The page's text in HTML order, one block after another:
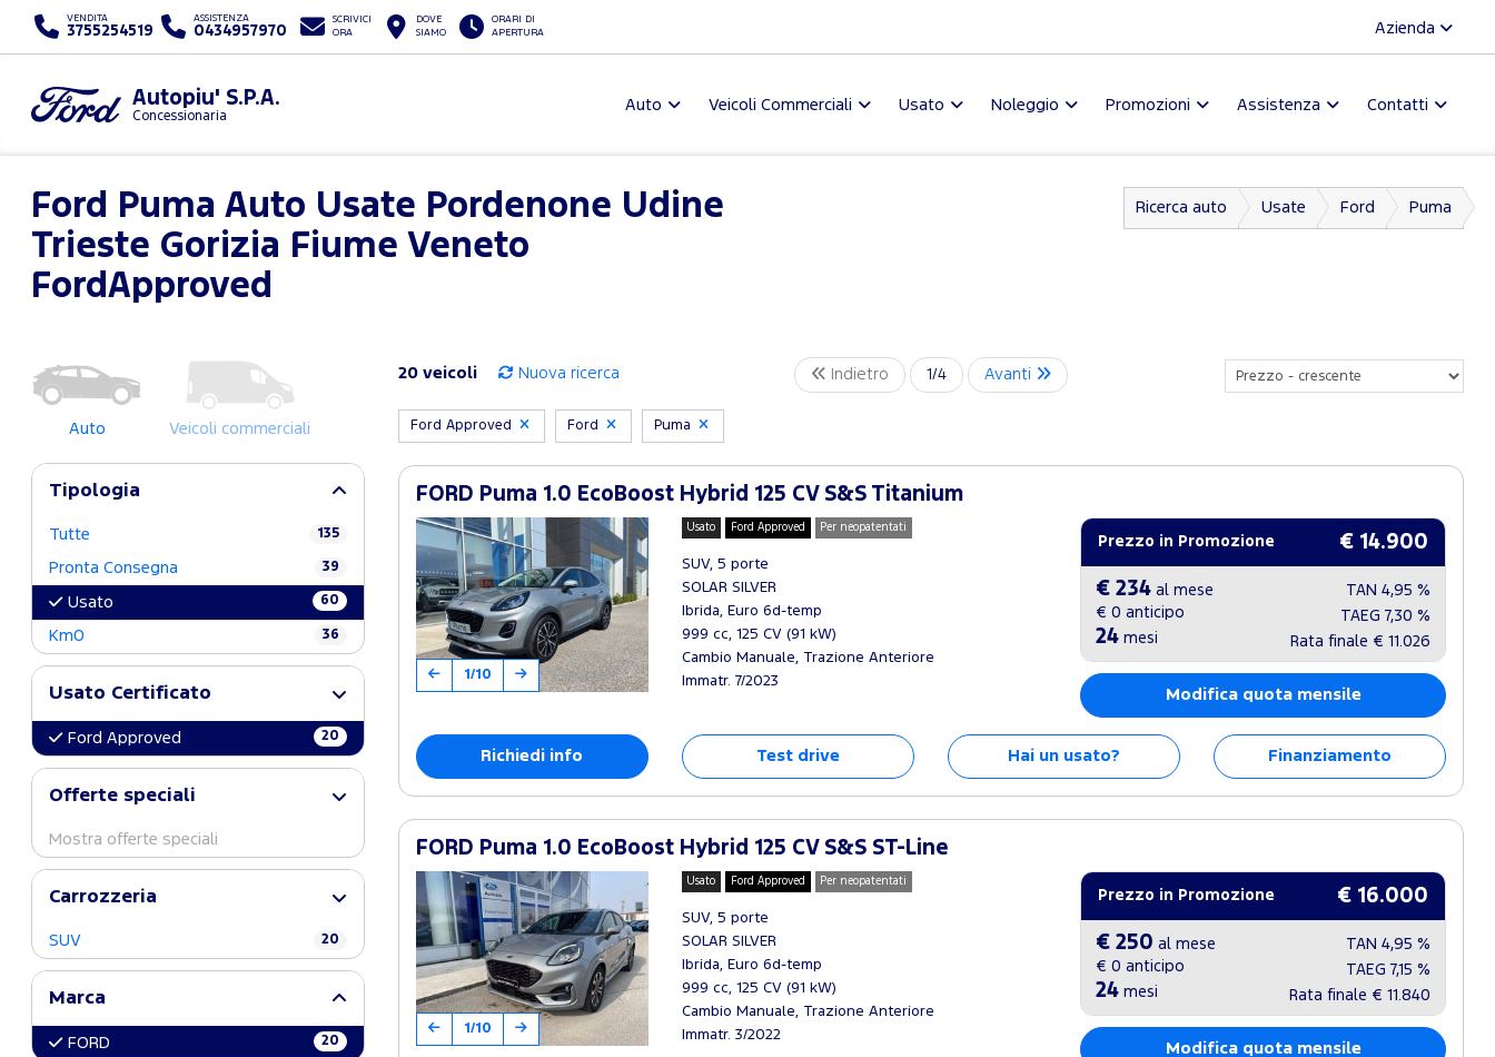
VENDITA
3755254519
ASSISTENZA
0434957970
SCRIVICI
ORA
DOVE
SIAMO
ORARI DI
APERTURA
Azienda
Autopiu' S.P.A.
Concessionaria
Auto Veicoli Commerciali Usato Noleggio Promozioni Assistenza Contatti
Ford Puma Auto Usate Pordenone Udine
Trieste Gorizia Fiume Veneto
FordApproved
Ricerca auto Usate Ford Puma
Auto Veicoli commerciali
Tipologia
Tutte 135
Pronta Consegna 39
Usato 60
Km0 36
Usato Certificato
Ford Approved 20
Offerte speciali
Mostra offerte speciali
Carrozzeria
SUV 20
Marca
FORD 20
20 veicoli Nuova ricerca Indietro 1/4 Avanti
Ford Approved Ford Puma
FORD Puma 1.0 EcoBoost Hybrid 125 CV S&S Titanium
1/10
Usato Ford Approved Per neopatentati
SUV, 5 porte
SOLAR SILVER
Ibrida, Euro 6d-temp
999 cc, 125 CV (91 kW)
Cambio Manuale, Trazione Anteriore
Immatr. 7/2023
Prezzo in Promozione € 14.900
€ 234 al mese
€ 0 anticipo
24 mesi
TAN 4,95 %
TAEG 7,30 %
Rata finale € 11.026
Modifica quota mensile
Richiedi info Test drive Hai un usato? Finanziamento
FORD Puma 1.0 EcoBoost Hybrid 125 CV S&S ST-Line
1/10
Usato Ford Approved Per neopatentati
SUV, 5 porte
SOLAR SILVER
Ibrida, Euro 6d-temp
999 cc, 125 CV (91 kW)
Cambio Manuale, Trazione Anteriore
Immatr. 3/2022
Prezzo in Promozione € 16.000
€ 250 al mese
€ 0 anticipo
24 mesi
TAN 4,95 %
TAEG 7,15 %
Rata finale € 11.840
Modifica quota mensile